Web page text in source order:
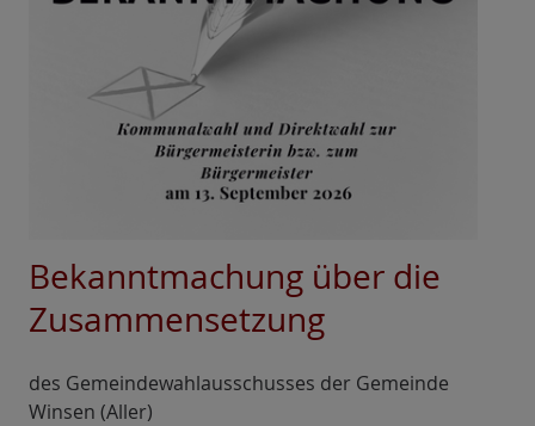
Bekanntmachung über die
Zusammensetzung
des Gemeindewahlausschusses der Gemeinde
Winsen (Aller)